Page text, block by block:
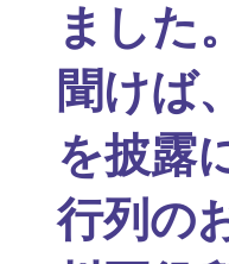
ました。
聞けば
を披露
行列の